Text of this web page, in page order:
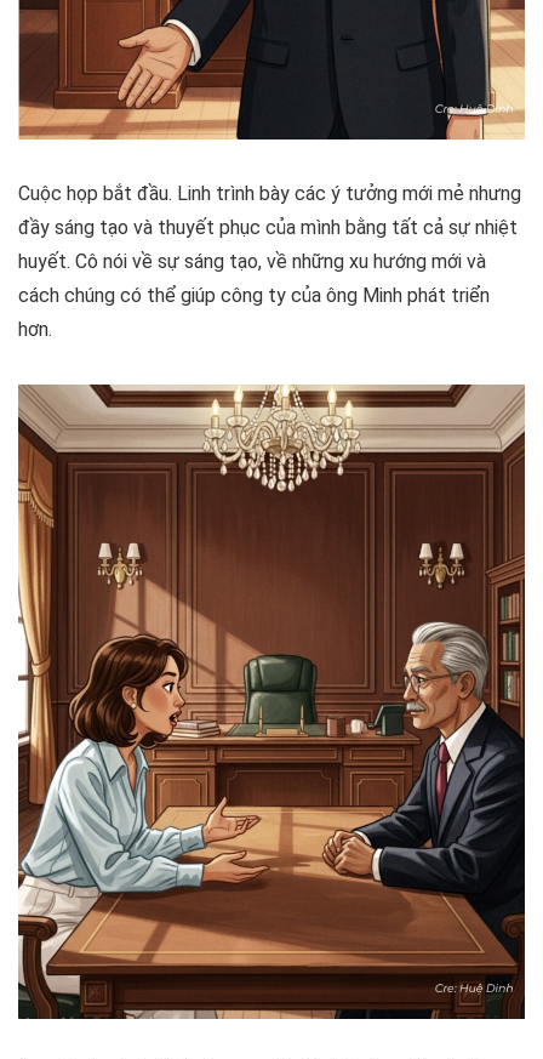
Cuộc họp bắt đầu. Linh trình bày các ý tưởng mới mẻ nhưng
đầy sáng tạo và thuyết phục của mình bằng tất cả sự nhiệt
huyết. Cô nói về sự sáng tạo, về những xu hướng mới và
cách chúng có thể giúp công ty của ông Minh phát triển
hơn.